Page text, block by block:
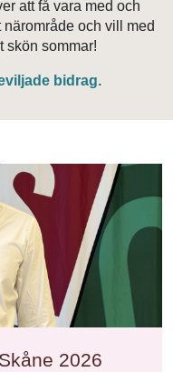
att få vara med och
och vill med
skön sommar!
bidrag.
2026